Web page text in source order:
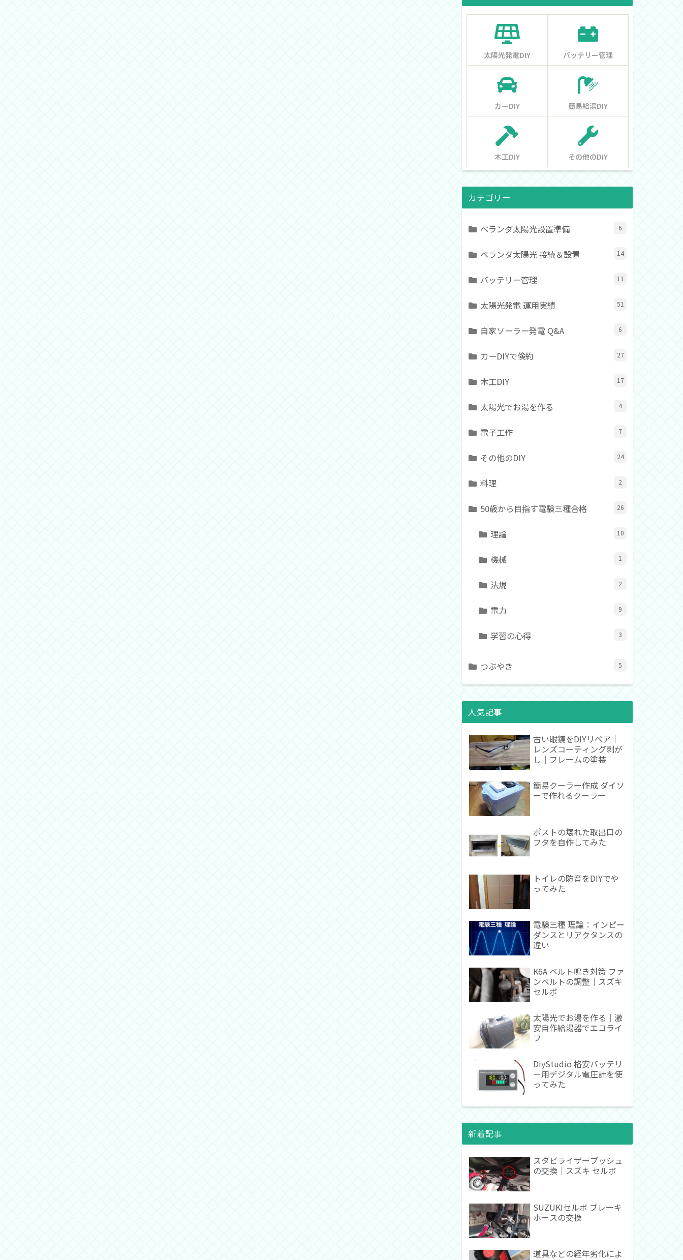
太陽光発電DIY バッテリー管理
カーDIY 簡易給湯DIY
木工DIY その他のDIY
カテゴリー
ベランダ太陽光設置準備 6
ベランダ太陽光 接続＆設置 14
バッテリー管理 11
太陽光発電 運用実績 51
自家ソーラー発電 Q&A 6
カーDIYで倹約 27
木工DIY 17
太陽光でお湯を作る 4
電子工作 7
その他のDIY 24
料理 2
50歳から目指す電験三種合格 26
理論 10
機械 1
法規 2
電力 9
学習の心得 3
つぶやき 5
人気記事
古い眼鏡をDIYリペア｜
レンズコーティング剥が
し｜フレームの塗装
簡易クーラー作成 ダイソ
ーで作れるクーラー
ポストの壊れた取出口の
フタを自作してみた
トイレの防音をDIYでや
ってみた
電験三種 理論：インピー
ダンスとリアクタンスの
違い
K6A ベルト鳴き対策 ファ
ンベルトの調整｜スズキ
セルボ
太陽光でお湯を作る｜激
安自作給湯器でエコライ
フ
DiyStudio 格安バッテリ
ー用デジタル電圧計を使
ってみた
新着記事
スタビライザーブッシュ
の交換｜スズキ セルボ
SUZUKIセルボ ブレーキ
ホースの交換
道具などの経年劣化によ